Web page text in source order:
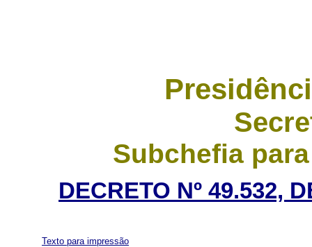
Subchefia
DECRETO Nº 49.532,
Texto para impressão